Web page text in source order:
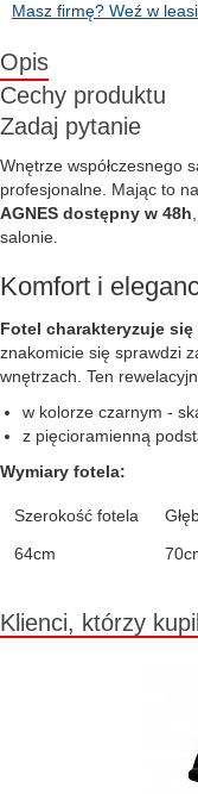
Masz firmę? Weź w
Opis
Cechy produktu
Zadaj pytanie
Wnętrze współczesnego
profesjonalne. Mając to
AGNES dostępny w 48h
salonie.
Komfort i
Fotel charakteryzuje
znakomicie się sprawdzi
wnętrzach. Ten
w kolorze czarnym -
z pięcioramienną
Wymiary fotela:
Szerokość fotela
64cm
Klienci, którzy